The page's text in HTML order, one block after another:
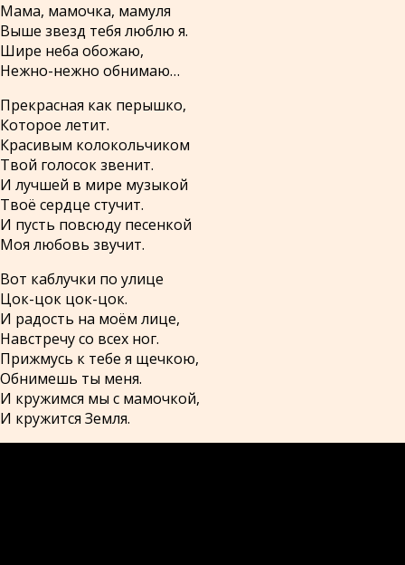
Мама, мамочка, мамуля
Выше звезд тебя люблю я.
Шире неба обожаю,
Нежно-нежно обнимаю…
Прекрасная как перышко,
Которое летит.
Красивым колокольчиком
Твой голосок звенит.
И лучшей в мире музыкой
Твоё сердце стучит.
И пусть повсюду песенкой
Моя любовь звучит.
Вот каблучки по улице
Цок-цок цок-цок.
И радость на моём лице,
Навстречу со всех ног.
Прижмусь к тебе я щечкою,
Обнимешь ты меня.
И кружимся мы с мамочкой,
И кружится Земля.